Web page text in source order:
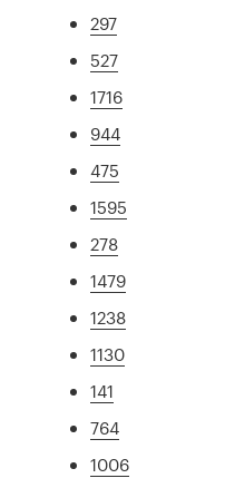
297
527
1716
944
475
1595
278
1479
1238
1130
141
764
1006